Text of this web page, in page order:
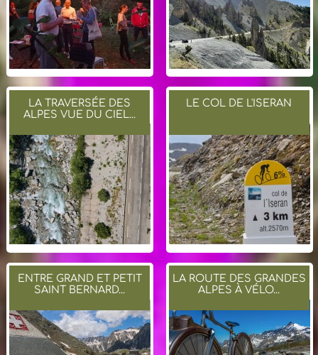
LA TRAVERSÉE DES
ALPES VUE DU CIEL...
LE COL DE L'ISERAN
ENTRE GRAND ET PETIT
SAINT BERNARD...
LA ROUTE DES GRANDES
ALPES À VÉLO...